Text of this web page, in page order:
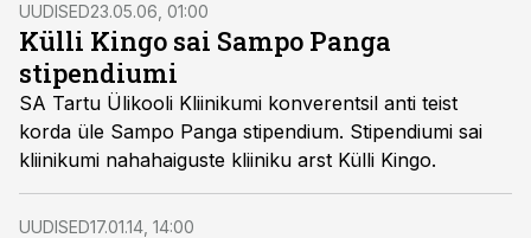
UUDISED23.05.06, 01:00
Külli Kingo sai Sampo Panga
stipendiumi
SA Tartu Ülikooli Kliinikumi konverentsil anti teist
korda üle Sampo Panga stipendium. Stipendiumi sai
kliinikumi nahahaiguste kliiniku arst Külli Kingo.
UUDISED17.01.14, 14:00